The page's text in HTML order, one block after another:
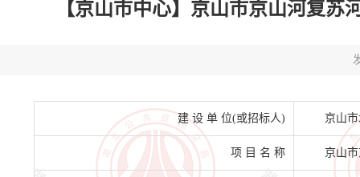
【京山市中心】京山市京山河复苏
建 设 单 位(或招标人) 京山
项 目 名 称 京山